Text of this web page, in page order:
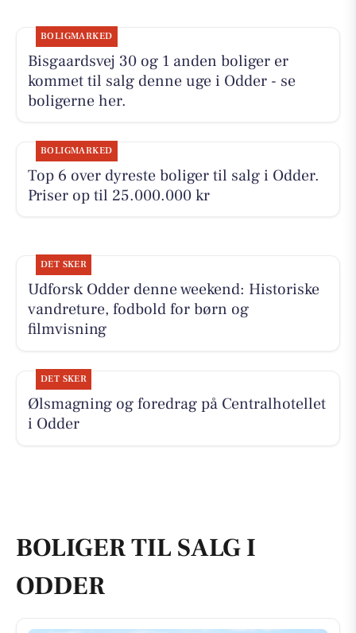
BOLIGMARKED
Bisgaardsvej 30 og 1 anden boliger er
kommet til salg denne uge i Odder - se
boligerne her.
BOLIGMARKED
Top 6 over dyreste boliger til salg i Odder.
Priser op til 25.000.000 kr
DET SKER
Udforsk Odder denne weekend: Historiske
vandreture, fodbold for børn og
filmvisning
DET SKER
Ølsmagning og foredrag på Centralhotellet
i Odder
BOLIGER TIL SALG I
ODDER